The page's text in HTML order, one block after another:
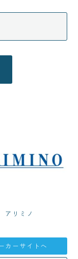
アリミノ
カーサイトへ